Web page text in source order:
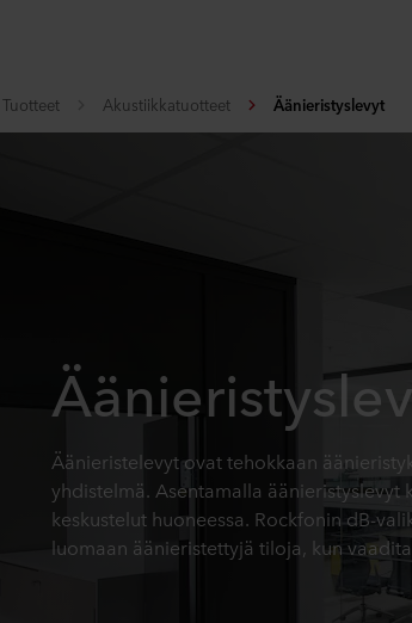
Tuotteet Akustiikkatuotteet Äänieristyslevyt
Äänieristelevyt ovat tehokkaan
yhdistelmä. Asentamalla
keskustelut huoneessa. Rockfonin dB-
luomaan äänieristettyjä tiloja, kun